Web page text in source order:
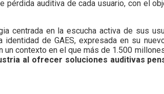
auditiva de cada usuario, con el
centrada en la escucha activa de sus
de GAES, expresada en su
un contexto en el que más de 1.500
al ofrecer soluciones auditivas